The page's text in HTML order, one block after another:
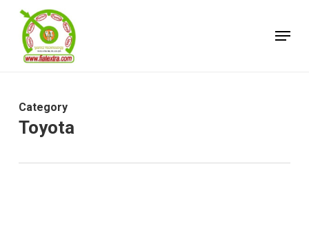
Skip
main
Menu
Category
Toyota
Close